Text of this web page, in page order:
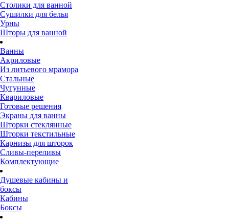
Столики для ванной
Сушилки для белья
Урны
Шторы для ванной
Ванны
Акриловые
Из литьевого мрамора
Стальные
Чугунные
Квариловые
Готовые решения
Экраны для ванны
Шторки стеклянные
Шторки текстильные
Карнизы для шторок
Сливы-переливы
Комплектующие
Душевые кабины и
боксы
Кабины
Боксы